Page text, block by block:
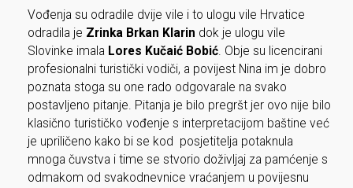
Vođenja su odradile dvije vile i to ulogu vile Hrvatice
odradila je Zrinka Brkan Klarin dok je ulogu vile
Slovinke imala Lores Kučaić Bobić. Obje su licencirani
profesionalni turistički vodiči, a povijest Nina im je dobro
poznata stoga su one rado odgovarale na svako
postavljeno pitanje. Pitanja je bilo pregršt jer ovo nije bilo
klasično turističko vođenje s interpretacijom baštine već
je upriličeno kako bi se kod posjetitelja potaknula
mnoga čuvstva i time se stvorio doživljaj za pamćenje s
odmakom od svakodnevnice vraćanjem u povijesnu